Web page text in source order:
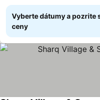
Vyberte dátumy a pozrite
ceny